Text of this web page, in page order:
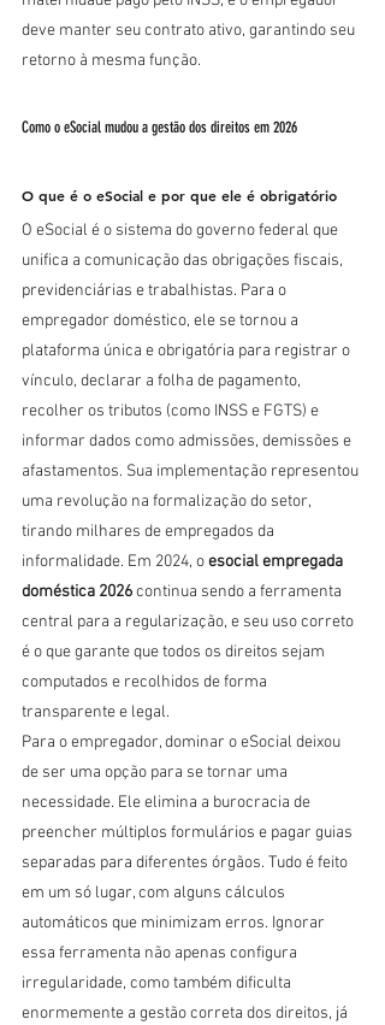
deve manter seu contrato ativo, garantindo seu
retorno à mesma função.
Como o eSocial mudou a gestão dos direitos em 2026
O que é o eSocial e por que ele é obrigatório
O eSocial é o sistema do governo federal que
unifica a comunicação das obrigações fiscais,
previdenciárias e trabalhistas. Para o
empregador doméstico, ele se tornou a
plataforma única e obrigatória para registrar o
vínculo, declarar a folha de pagamento,
recolher os tributos (como INSS e FGTS) e
informar dados como admissões, demissões e
afastamentos. Sua implementação representou
uma revolução na formalização do setor,
tirando milhares de empregados da
informalidade. Em 2024, o esocial empregada
doméstica 2026 continua sendo a ferramenta
central para a regularização, e seu uso correto
é o que garante que todos os direitos sejam
computados e recolhidos de forma
transparente e legal.
Para o empregador, dominar o eSocial deixou
de ser uma opção para se tornar uma
necessidade. Ele elimina a burocracia de
preencher múltiplos formulários e pagar guias
separadas para diferentes órgãos. Tudo é feito
em um só lugar, com alguns cálculos
automáticos que minimizam erros. Ignorar
essa ferramenta não apenas configura
irregularidade, como também dificulta
enormemente a gestão correta dos direitos, já